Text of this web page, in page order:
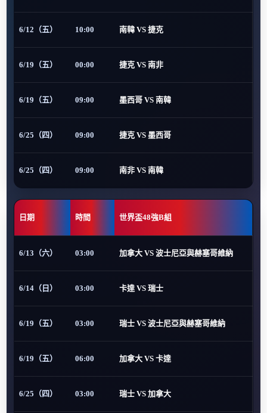
6/12（五） 10:00 南韓 VS 捷克
6/19（五） 00:00 捷克 VS 南非
6/19（五） 09:00 墨西哥 VS 南韓
6/25（四） 09:00 捷克 VS 墨西哥
6/25（四） 09:00 南非 VS 南韓
日期 時間 世界盃48強B組
6/13（六） 03:00 加拿大 VS 波士尼亞與赫塞哥維納
6/14（日） 03:00 卡達 VS 瑞士
6/19（五） 03:00 瑞士 VS 波士尼亞與赫塞哥維納
6/19（五） 06:00 加拿大 VS 卡達
6/25（四） 03:00 瑞士 VS 加拿大